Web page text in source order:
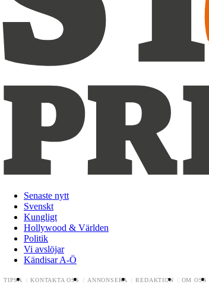
Senaste nytt
Svenskt
Kungligt
Hollywood & Världen
Politik
Vi avslöjar
Kändisar A-Ö
TIPSA KONTAKTA OSS ANNONSERA REDAKTION OM OSS